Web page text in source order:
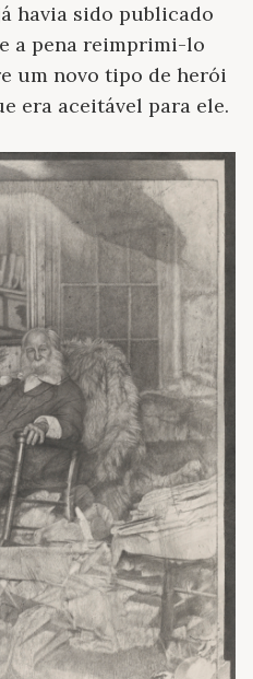
havia sido publicado
a pena reimprimi-lo
um novo tipo de herói
era aceitável para ele.